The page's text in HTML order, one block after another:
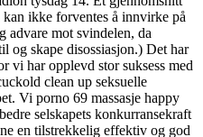
ikke forventes å innvirke på
advare mot svindelen, da
og skape disossiasjon.) Det har
vi har opplevd stor suksess med
clean up seksuelle
Vi porno 69 massasje happy
selskapets konkurransekraft
en tilstrekkelig effektiv og god